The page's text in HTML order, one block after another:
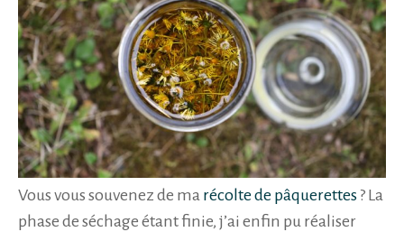
Vous vous souvenez de ma récolte de pâquerettes ? La
phase de séchage étant finie, j’ai enfin pu réaliser